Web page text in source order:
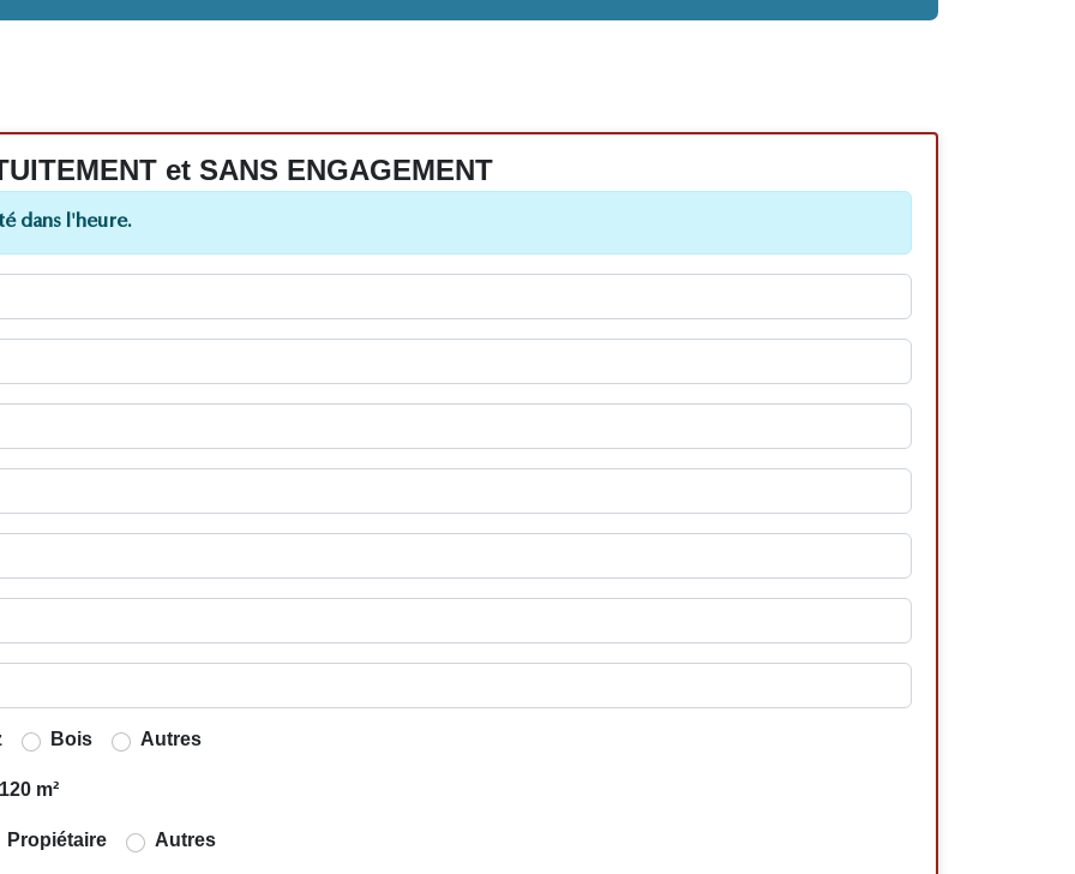
et SANS ENGAGEMENT
dans l'heure.
Bois Autres
m²
Propiétaire Autres